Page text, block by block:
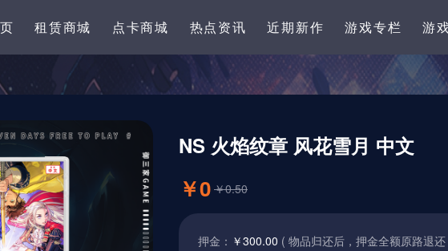
租赁商城 点卡商城 热点资讯 近期新作 游戏专栏 游
NS 火焰纹章 风花雪月 中文
￥0 ￥0.50
押金： ￥300.00 ( 物品归还后，押金全额原路退还